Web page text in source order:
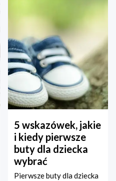
5 wskazówek, jakie
i kiedy pierwsze
buty dla dziecka
wybrać
Pierwsze buty dla dziecka